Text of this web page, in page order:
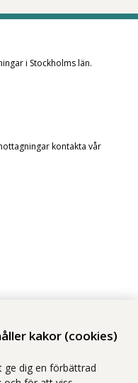
kakor (cookies)
ge dig en förbättrad
i Stockholms län.
kontakta vår